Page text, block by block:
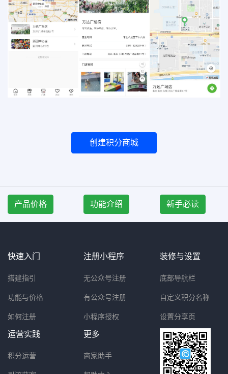
创建积分商城
产品价格 功能介绍 新手必读
快速入门
搭建指引
功能与价格
如何注册
注册小程序
无公众号注册
有公众号注册
小程序授权
装修与设置
底部导航栏
自定义积分名称
设置分享页
运营实践
积分运营
更多
商家助手